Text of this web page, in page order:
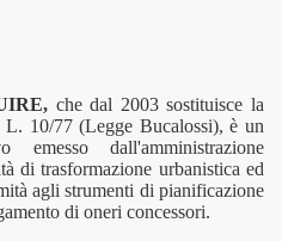
che dal 2003 sostituisce la
10/77 (Legge Bucalossi), è un
emesso dall'amministrazione
di trasformazione urbanistica ed
agli strumenti di pianificazione
di oneri concessori.